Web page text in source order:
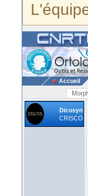
Accueil
Dicosyn
CRISCO